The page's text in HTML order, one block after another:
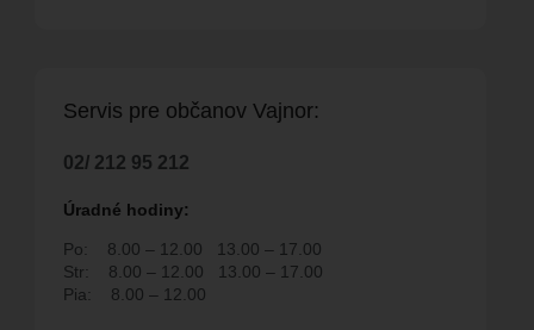
Servis pre občanov Vajnor:
02/ 212 95 212
Úradné hodiny:
Po: 8.00 – 12.00
13.00 – 17.00
Str:
8.00 – 12.00
13.00 – 17.00
Pia:
8.00 – 12.00